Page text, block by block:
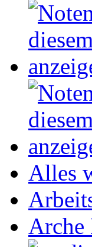
Alles
Arche